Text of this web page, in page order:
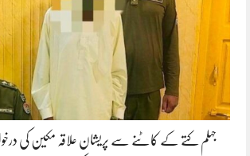
جہلم کتے کے کاٹنے سے پریشان علاقہ مکین کی